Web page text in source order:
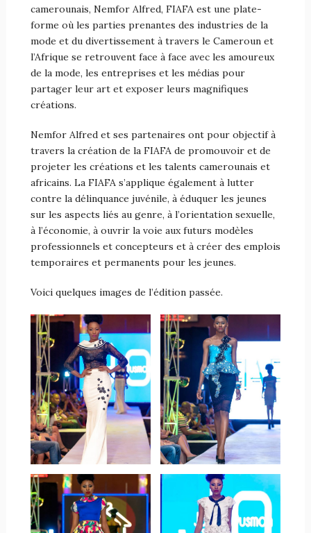
camerounais, Nemfor Alfred, FIAFA est une plate-
forme où les parties prenantes des industries de la
mode et du divertissement à travers le Cameroun et
l’Afrique se retrouvent face à face avec les amoureux
de la mode, les entreprises et les médias pour
partager leur art et exposer leurs magnifiques
créations.
Nemfor Alfred et ses partenaires ont pour objectif à
travers la création de la FIAFA de promouvoir et de
projeter les créations et les talents camerounais et
africains. La FIAFA s’applique également à lutter
contre la délinquance juvénile, à éduquer les jeunes
sur les aspects liés au genre, à l’orientation sexuelle,
à l’économie, à ouvrir la voie aux futurs modèles
professionnels et concepteurs et à créer des emplois
temporaires et permanents pour les jeunes.
Voici quelques images de l’édition passée.